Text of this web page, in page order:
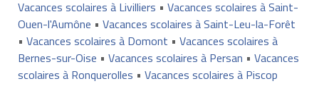
Vacances scolaires à Livilliers • Vacances scolaires à Saint-
Ouen-l'Aumône • Vacances scolaires à Saint-Leu-la-Forêt
• Vacances scolaires à Domont • Vacances scolaires à
Bernes-sur-Oise • Vacances scolaires à Persan • Vacances
scolaires à Ronquerolles • Vacances scolaires à Piscop